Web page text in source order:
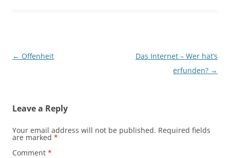
Post
← Offenheit
Das Internet – Wer hat’s
erfunden? →
Leave a Reply
Your email address will not be published. Required fields
are marked *
Comment *